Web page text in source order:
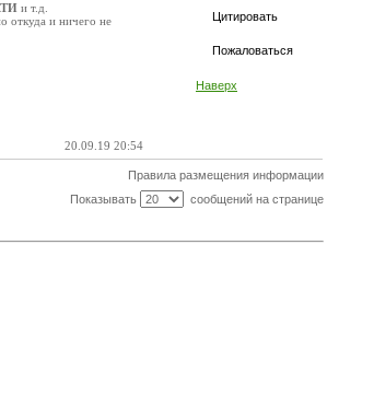
Цитировать
Пожаловаться
Наверх
и т.д.
откуда и ничего не
20.09.19 20:54
Правила размещения информации
Показывать
сообщений на странице